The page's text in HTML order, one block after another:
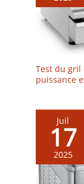
idée de
Test du gril
puissance
Juil
17
2025